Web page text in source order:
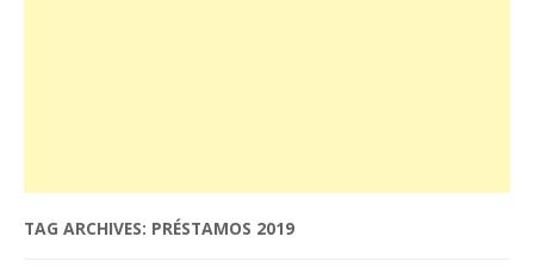
TAG ARCHIVES: PRÉSTAMOS 2019